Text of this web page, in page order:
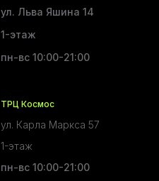
ул. Льва Яшина 14
1-этаж
пн-вс 10:00-21:00
ТРЦ Космос
ул. Карла Маркса 57
1-этаж
пн-вс 10:00-21:00